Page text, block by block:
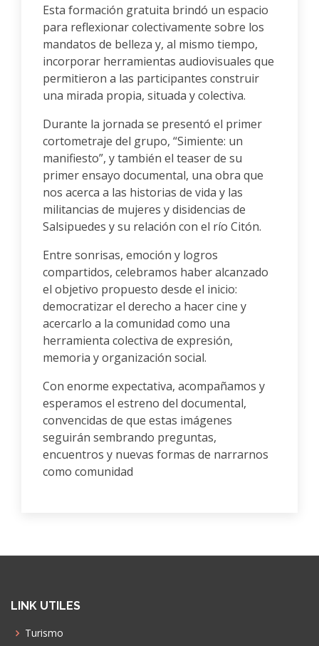
Esta formación gratuita brindó un espacio
para reflexionar colectivamente sobre los
mandatos de belleza y, al mismo tiempo,
incorporar herramientas audiovisuales que
permitieron a las participantes construir
una mirada propia, situada y colectiva.
Durante la jornada se presentó el primer
cortometraje del grupo, “Simiente: un
manifiesto”, y también el teaser de su
primer ensayo documental, una obra que
nos acerca a las historias de vida y las
militancias de mujeres y disidencias de
Salsipuedes y su relación con el río Citón.
Entre sonrisas, emoción y logros
compartidos, celebramos haber alcanzado
el objetivo propuesto desde el inicio:
democratizar el derecho a hacer cine y
acercarlo a la comunidad como una
herramienta colectiva de expresión,
memoria y organización social.
Con enorme expectativa, acompañamos y
esperamos el estreno del documental,
convencidas de que estas imágenes
seguirán sembrando preguntas,
encuentros y nuevas formas de narrarnos
como comunidad
LINK UTILES
Turismo